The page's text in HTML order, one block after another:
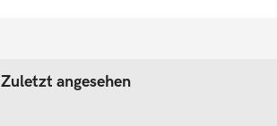
Zuletzt angesehen